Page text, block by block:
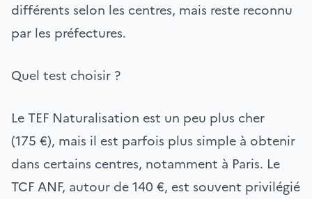
différents selon les centres, mais reste reconnu
par les préfectures.
Quel test choisir ?
Le TEF Naturalisation est un peu plus cher
(175 €), mais il est parfois plus simple à obtenir
dans certains centres, notamment à Paris. Le
TCF ANF, autour de 140 €, est souvent privilégié